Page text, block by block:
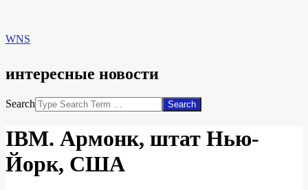
WNS
интересные новости
Search
IBM. Армонк, штат Нью-
Йорк, США